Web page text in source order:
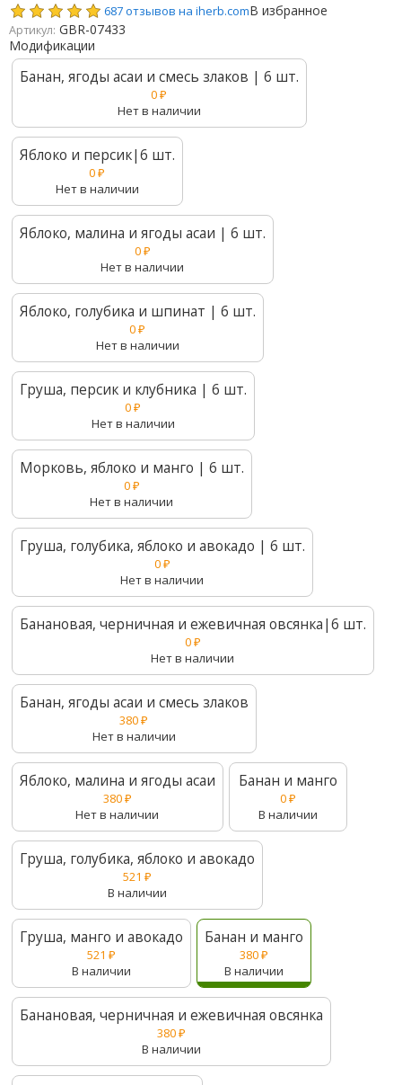
687 отзывов на iherb.comВ избранное
Артикул: GBR-07433
Модификации
Банан, ягоды асаи и смесь злаков | 6 шт.
0₽
Нет в наличии
Яблоко и персик|6 шт.
0₽
Нет в наличии
Яблоко, малина и ягоды асаи | 6 шт.
0₽
Нет в наличии
Яблоко, голубика и шпинат | 6 шт.
0₽
Нет в наличии
Груша, персик и клубника | 6 шт.
0₽
Нет в наличии
Морковь, яблоко и манго | 6 шт.
0₽
Нет в наличии
Груша, голубика, яблоко и авокадо | 6 шт.
0₽
Нет в наличии
Банановая, черничная и ежевичная овсянка|6 шт.
0₽
Нет в наличии
Банан, ягоды асаи и смесь злаков
380₽
Нет в наличии
Яблоко, малина и ягоды асаи
380₽
Нет в наличии
Банан и манго
0₽
В наличии
Груша, голубика, яблоко и авокадо
521 ₽
В наличии
Груша, манго и авокадо
521 ₽
В наличии
Банан и манго
380₽
В наличии
Банановая, черничная и ежевичная овсянка
380₽
В наличии